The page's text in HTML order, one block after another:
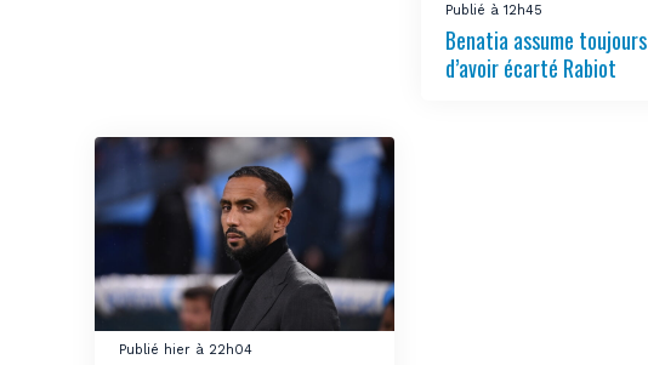
Publié à 12h45
Benatia assume toujours
d’avoir écarté Rabiot
Publié hier à 22h04